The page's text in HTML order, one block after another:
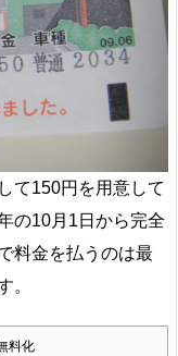
て150円を用意して
の10月1日から完全
料金を払うのは最
。
料化